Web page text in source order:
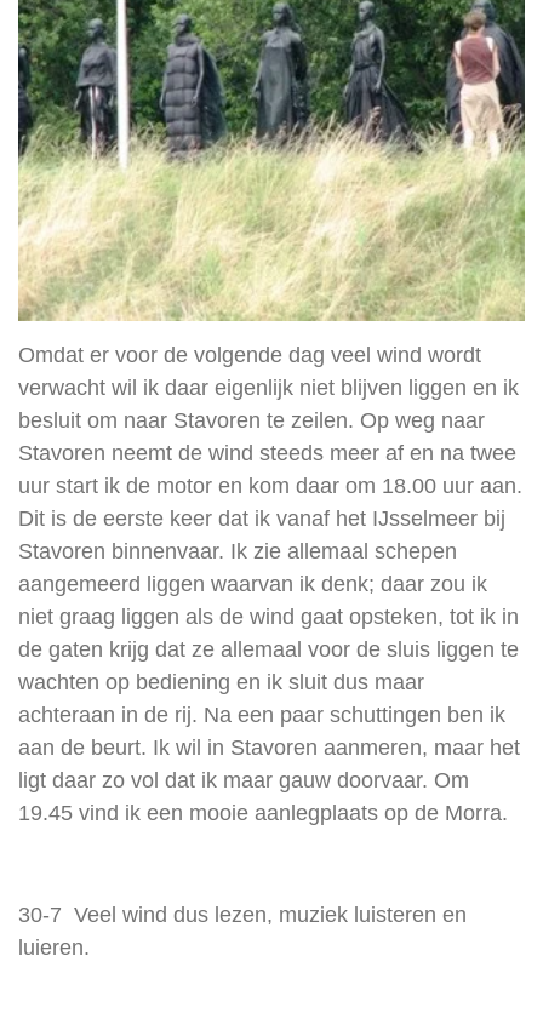
Omdat er voor de volgende dag veel wind wordt
verwacht wil ik daar eigenlijk niet blijven liggen en ik
besluit om naar Stavoren te zeilen. Op weg naar
Stavoren neemt de wind steeds meer af en na twee
uur start ik de motor en kom daar om 18.00 uur aan.
Dit is de eerste keer dat ik vanaf het IJsselmeer bij
Stavoren binnenvaar. Ik zie allemaal schepen
aangemeerd liggen waarvan ik denk; daar zou ik
niet graag liggen als de wind gaat opsteken, tot ik in
de gaten krijg dat ze allemaal voor de sluis liggen te
wachten op bediening en ik sluit dus maar
achteraan in de rij. Na een paar schuttingen ben ik
aan de beurt. Ik wil in Stavoren aanmeren, maar het
ligt daar zo vol dat ik maar gauw doorvaar. Om
19.45 vind ik een mooie aanlegplaats op de Morra.
30-7 Veel wind dus lezen, muziek luisteren en
luieren.